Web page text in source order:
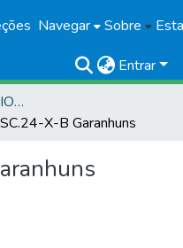
Navegar Sobre
Entrar
PRODUÇÃO INSTITUCIONAL
X-B Garanhuns